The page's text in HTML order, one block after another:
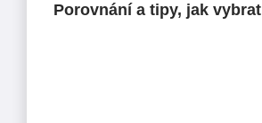
Porovnání a tipy, jak vybrat